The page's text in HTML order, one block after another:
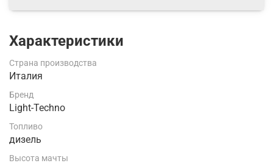
Характеристики
Страна производства
Италия
Бренд
Light-Techno
Топливо
дизель
Высота мачты